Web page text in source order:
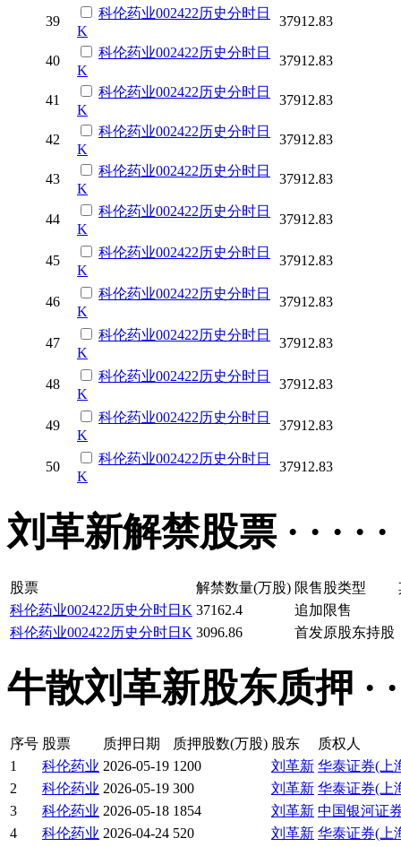
39
科伦药业002422历史分时日
K
37912.83
40
科伦药业002422历史分时日
K
37912.83
41
科伦药业002422历史分时日
K
37912.83
42
科伦药业002422历史分时日
K
37912.83
43
科伦药业002422历史分时日
K
37912.83
44
科伦药业002422历史分时日
K
37912.83
45
科伦药业002422历史分时日
K
37912.83
46
科伦药业002422历史分时日
K
37912.83
47
科伦药业002422历史分时日
K
37912.83
48
科伦药业002422历史分时日
K
37912.83
49
科伦药业002422历史分时日
K
37912.83
50
科伦药业002422历史分时日
K
37912.83
刘革新解禁股票 · · · · ·
股票 解禁数量(万股) 限售股类型
科伦药业002422历史分时日K 37162.4
追加限售
科伦药业002422历史分时日K 3096.86 首发原股东持股
牛散刘革新股东质押 · ·
序号 股票 质押日期 质押股数(万股) 股东
质权人
1
科伦药业 2026-05-19 1200 刘革新 华泰证券(上
2
科伦药业 2026-05-19 300 刘革新 华泰证券(上
3
科伦药业 2026-05-18 1854 刘革新 中国银河证
4
科伦药业 2026-04-24 520 刘革新 华泰证券(上